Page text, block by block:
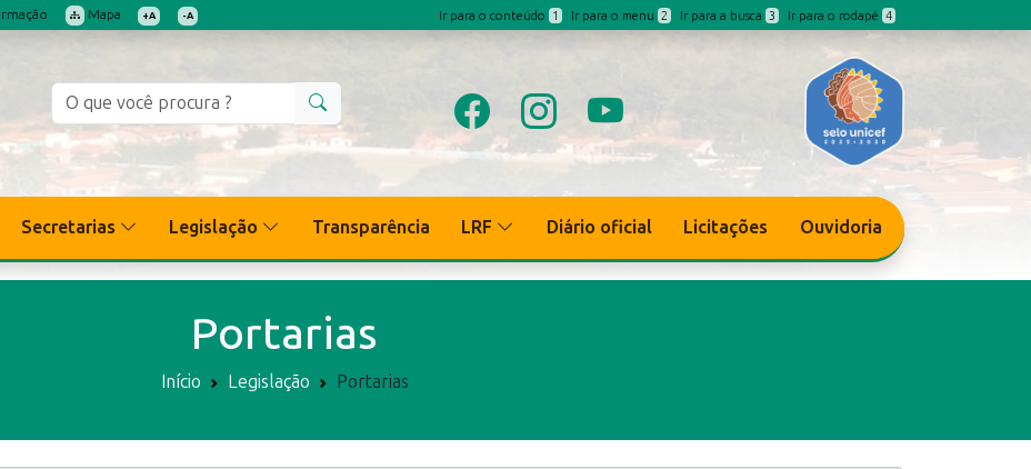
Mapa +A -A Ir para o conteúdo 1 Ir para o menu 2 Ir para a busca 3 Ir para o rodapé 4
Secretarias Legislação Transparência LRF Diário oficial Licitações Ouvidoria
Portarias
Início Legislação Portarias